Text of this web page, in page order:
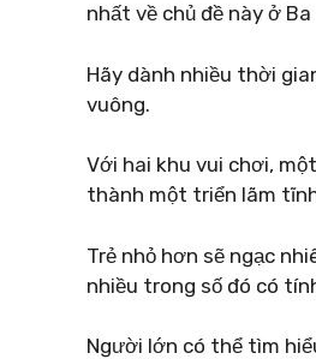
nhất về chủ đề này ở Ba
Hãy dành nhiều thời
vuông.
Với hai khu vui chơi,
thành một triển lãm
Trẻ nhỏ hơn sẽ ngạc
nhiều trong số đó có
Người lớn có thể tìm